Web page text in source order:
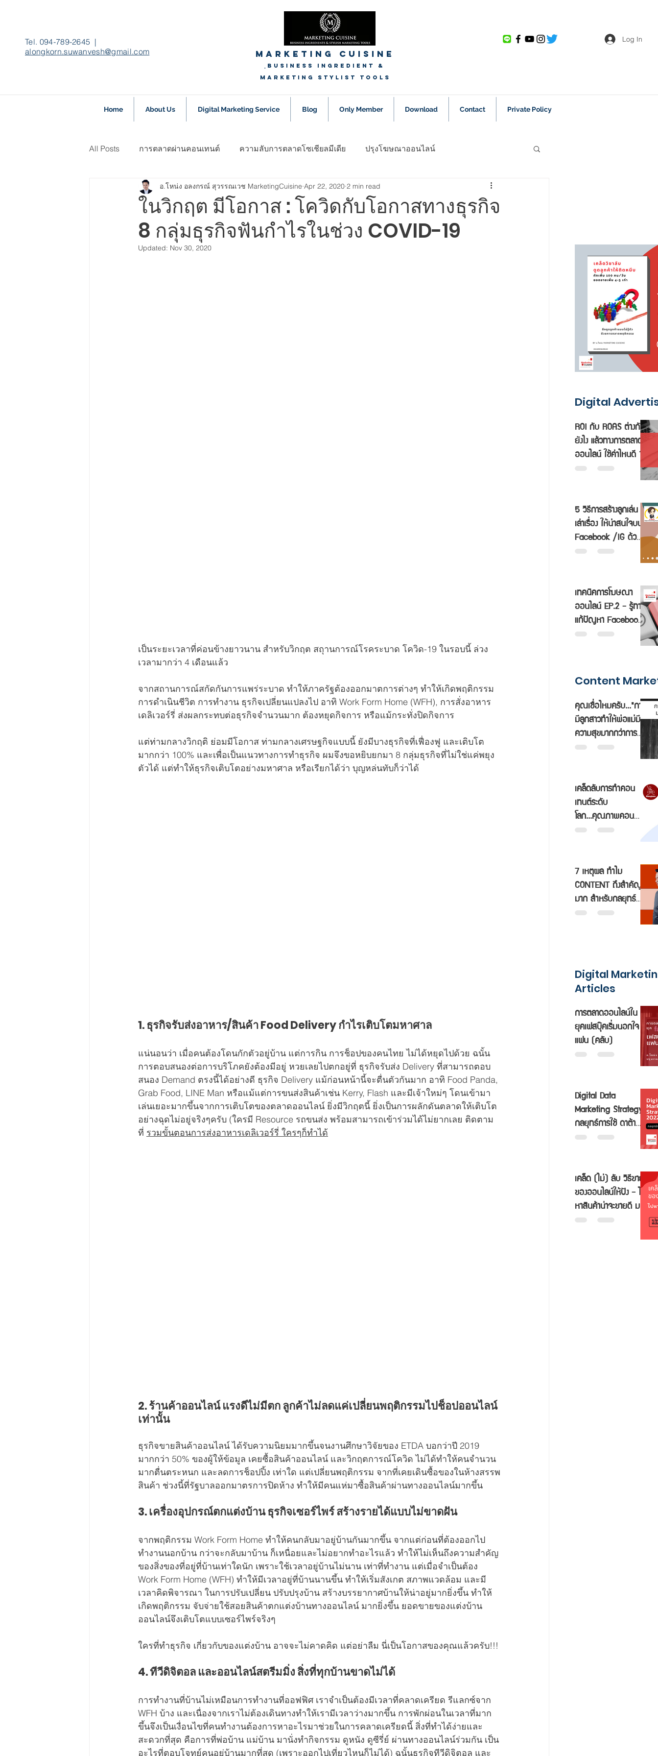
Tel. 094-789-2645 |
alongkorn.suwanvesh@gmail.com
Marketing Cuisine
Business Ingredient &
Marketing Stylist Tools
Log In
Home About Us Digital Marketing Service Blog Only Member Download Contact Private Policy
All Posts การตลาดผ่านคอนเทนต์ ความลับการตลาดโซเชียลมีเดีย ปรุงโฆษณาออนไลน์
เรียนรู้ Facebook Pixels,TagManager ข่าวสาร Update Trend การตลาดออนไลน์
เรื่องเล่า การตลาดพฤติกรรม
ในวิกฤต มีโอกาส : โควิดกับโอกาสทางธุรกิจ
8 กลุ่มธุรกิจฟันกำไรในช่วง COVID-19
อ.โหน่ง อลงกรณ์ สุวรรณเวช MarketingCuisine Apr 22, 2020 2 min read
Updated: Nov 30, 2020
เป็นระยะเวลาที่ค่อนข้างยาวนาน สำหรับวิกฤต สถุานการณ์โรคระบาด โควิด-19 ในรอบนี้ ล่วง
เวลามากว่า 4 เดือนแล้ว
จากสถานการณ์สกัดกันการแพร่ระบาด ทำให้ภาครัฐต้องออกมาตการต่างๆ ทำให้เกิดพฤติกรรม
การดำเนินชีวิต การทำงาน ธุรกิจเปลี่ยนแปลงไป อาทิ Work Form Home (WFH), การสั่งอาหาร
เดลิเวอร์รี่ ส่งผลกระทบต่อธุรกิจจำนวนมาก ต้องหยุดกิจการ หรือแม้กระทั่งปิดกิจการ
แต่ท่ามกลางวิกฤติ ย่อมมีโอกาส ท่ามกลางเศรษฐกิจแบบนี้ ยังมีบางธุรกิจที่เฟื่องฟู และเติบโต
มากกว่า 100% และเพื่อเป็นแนวทางการทำธุรกิจ ผมจึงขอหยิบยกมา 8 กลุ่มธุรกิจที่ไม่ใช่แค่พยุง
ตัวได้ แต่ทำให้ธุรกิจเติบโตอย่างมหาศาล หรือเรียกได้ว่า บุญหล่นทับก็ว่าได้
1. ธุรกิจรับส่งอาหาร/สินค้า Food Delivery กำไรเติบโตมหาศาล
แน่นอนว่า เมื่อคนต้องโดนกักตัวอยู่บ้าน แต่การกิน การช็อปของคนไทย ไม่ได้หยุดไปด้วย ฉนั้น
การตอบสนองต่อการบริโภคยังต้องมีอยู่ หวยเลยไปตกอยู่ที่ ธุรกิจรับส่ง Delivery ที่สามารถตอบ
สนอง Demand ตรงนี้ได้อย่างดี ธุรกิจ Delivery แม้ก่อนหน้านี้จะตื่นตัวกันมาก อาทิ Food Panda,
Grab Food, LINE Man หรือแม้แต่การขนส่งสินค้าเช่น Kerry, Flash และมีเจ้าใหม่ๆ โดนเข้ามา
เล่นเยอะมากขึ้นจากการเติบโตของตลาดออนไลน์ ยิ่งมีวิกฤตนี้ ยิ่งเป็นการผลักดันตลาดให้เติบโต
อย่างฉุดไม่อยู่จริงๆครับ (ใครมี Resource รถขนส่ง พร้อมสามารถเข้าร่วมได้ไม่ยากเลย ติดตาม
ที่ รวมขั้นตอนการส่งอาหารเดลิเวอร์รี่ ใครๆก็ทำได้
2. ร้านค้าออนไลน์ แรงดีไม่มีตก ลูกค้าไม่ลดแค่เปลี่ยนพฤติกรรมไปช็อปออนไลน์
เท่านั้น
ธุรกิจขายสินค้าออนไลน์ ได้รับความนิยมมากขึ้นจนงานศึกษาวิจัยของ ETDA บอกว่าปี 2019
มากกว่า 50% ของผู้ให้ข้อมูล เคยซื้อสินค้าออนไลน์ และวิกฤตการณ์โควิด ไม่ได้ทำให้คนจำนวน
มากตื่นตระหนก และลดการช็อปปิ้ง เท่าใด แต่เปลี่ยนพฤติกรรม จากที่เคยเดินซื้อของในห้างสรรพ
สินค้า ช่วงนี้ที่รัฐบาลออกมาตรการปิดห้าง ทำให้มีคนแห่มาซื้อสินค้าผ่านทางออนไลน์มากขึ้น
3. เครื่องอุปกรณ์ตกแต่งบ้าน ธุรกิจเซอร์ไพร์ สร้างรายได้แบบไม่ขาดฝัน
จากพฤติกรรม Work Form Home ทำให้คนกลับมาอยู่บ้านกันมากขึ้น จากแต่ก่อนที่ต้องออกไป
ทำงานนอกบ้าน กว่าจะกลับมาบ้าน ก็เหนื่อยและไม่อยากทำอะไรแล้ว ทำให้ไม่เห็นถึงความสำคัญ
ของสิ่งของที่อยู่ที่บ้านเท่าใดนัก เพราะใช้เวลาอยู่บ้านไม่นาน เท่าที่ทำงาน แต่เมื่อจำเป็นต้อง
Work Form Home (WFH) ทำให้มีเวลาอยู่ที่บ้านนานขึ้น ทำให้เริ่มสังเกต สภาพแวดล้อม และมี
เวลาคิดพิจารณา ในการปรับเปลี่ยน ปรับปรุงบ้าน สร้างบรรยากาศบ้านให้น่าอยู่มากยิ่งขึ้น ทำให้
เกิดพฤติกรรม จับจ่ายใช้สอยสินค้าตกแต่งบ้านทางออนไลน์ มากยิ่งขึ้น ยอดขายของแต่งบ้าน
ออนไลน์จึงเติบโตแบบเซอร์ไพร์จริงๆ
ใครที่ทำธุรกิจ เกี่ยวกับของแต่งบ้าน อาจจะไม่คาดคิด แต่อย่าลืม นี่เป็นโอกาสของคุณแล้วครับ!!!
4. ทีวีดิจิตอล และออนไลน์สตรีมมิ่ง สิ่งที่ทุกบ้านขาดไม่ได้
การทำงานที่บ้านไม่เหมือนการทำงานที่ออฟฟิศ เราจำเป็นต้องมีเวลาที่คลาดเครียด รีแลกซ์จาก
WFH บ้าง และเนื่องจากเราไม่ต้องเดินทางทำให้เรามีเวลาว่างมากขึ้น การพักผ่อนในเวลาที่มาก
ขึ้นจึงเป็นเงื่อนไขที่คนทำงานต้องการหาอะไรมาช่วยในการคลาดเครียดนี้ สิ่งที่ทำได้ง่ายและ
สะดวกที่สุด คือการที่พ่อบ้าน แม่บ้าน มานั่งทำกิจกรรม ดูหนัง ดูซีรี่ย์ ผ่านทางออนไลน์ร่วมกัน เป็น
อะไรที่ตอบโจทย์คนอยู่บ้านมากที่สุด (เพราะออกไปเที่ยวไหนก็ไม่ได้) ฉนั้นธุรกิจทีวีดิจิตอล และ
Digital
ROI กับ ROAS ต่างกัน
ยังไง แล้วทางการตลาด
ออนไลน์ ใช้ค่าไหนดี ?
5 วิธีการสร้างลูกเล่น
เล่าเรื่อง ให้น่าสนใจบน
Facebook /IG ด้วย
Carousel Ads
เทคนิคการโฆษณา
ออนไลน์ EP.2 - รู้ทาง
แก้ปัญหา Facebook
HELP
Content
คุณเชื่อไหมครับ..."การ
มีลูกสาวทำให้พ่อแม่มี
ความสุขมากกว่าการมี
ลูกชายถึงสองเท่า"
เคล็ดลับการทำคอน
เทนต์ระดับ
โลก...คุณภาพคอน
เทนต์ต้องมาก่อน!!
7 เหตุผล ทำไม
CONTENT ถึงสำคัญ
มาก สำหรับกลยุทธ์
การตลาดออนไลน์
Digital
Articles
การตลาดออนไลน์ใน
ยุคเฟสบุ๊คเริ่มนอกใจ
แฟน (คลับ)
Digital Data
Marketing Strategy
กลยุทธ์การใช้ ดาต้า
สำหรับธุรกิจขนาดเล็ก
เคล็ด (ไม่) ลับ วิธีขาย
ของออนไลน์ให้ปัง - ไป
หาสินค้าน่าจะขายดี มา
ขายออนไลน์กัน!!